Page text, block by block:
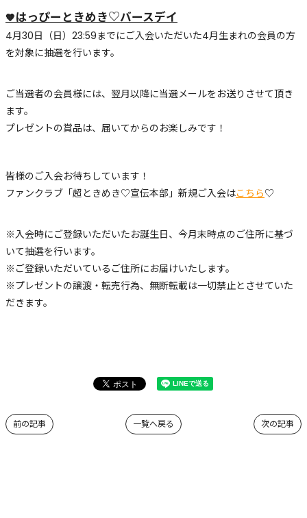
🧡はっぴーときめき♡バースデイ
4月30日（日）23:59までにご入会いただいた4月生まれの会員の方
を対象に抽選を行います。
ご当選者の会員様には、翌月以降に当選メールをお送りさせて頂き
ます。
プレゼントの賞品は、届いてからのお楽しみです！
皆様のご入会お待ちしています！
ファンクラブ「超ときめき♡宣伝本部」新規ご入会はこちら♡
※入会時にご登録いただいたお誕生日、今月末時点のご住所に基づ
いて抽選を行います。
※ご登録いただいているご住所にお届けいたします。
※プレゼントの譲渡・転売行為、無断転載は一切禁止とさせていた
だきます。
次の記事
一覧へ戻る
前の記事